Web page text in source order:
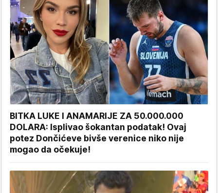
BITKA LUKE I ANAMARIJE ZA 50.000.000
DOLARA: Isplivao šokantan podatak! Ovaj
potez Dončićeve bivše verenice niko nije
mogao da očekuje!